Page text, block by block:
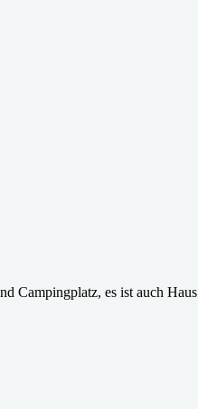
Campingplatz, es ist auch Haus